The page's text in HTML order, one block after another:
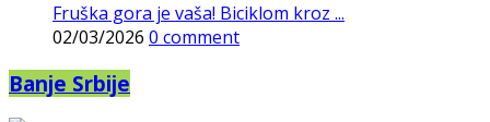
Fruška gora je vaša! Biciklom kroz ...
02/03/2026 0 comment
Banje Srbije